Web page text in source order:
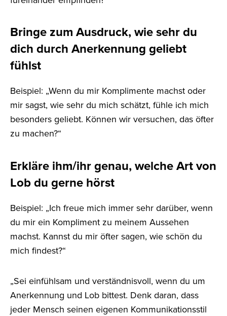
Bringe zum Ausdruck, wie sehr du
dich durch Anerkennung geliebt
fühlst
Beispiel: „Wenn du mir Komplimente machst oder
mir sagst, wie sehr du mich schätzt, fühle ich mich
besonders geliebt. Können wir versuchen, das öfter
zu machen?“
Erkläre ihm/ihr genau, welche Art von
Lob du gerne hörst
Beispiel: „Ich freue mich immer sehr darüber, wenn
du mir ein Kompliment zu meinem Aussehen
machst. Kannst du mir öfter sagen, wie schön du
mich findest?“
„Sei einfühlsam und verständnisvoll, wenn du um
Anerkennung und Lob bittest. Denk daran, dass
jeder Mensch seinen eigenen Kommunikationsstil